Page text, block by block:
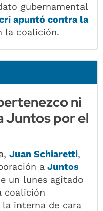
gubernamental
apuntó contra la
la coalición.
ni
Juntos por el
Juan Schiaretti,
a Juntos
un lunes agitado
coalición
interna de cara